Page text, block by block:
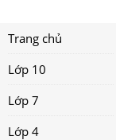
Trang chủ
Lớp 10
Lớp 7
Lớp 4